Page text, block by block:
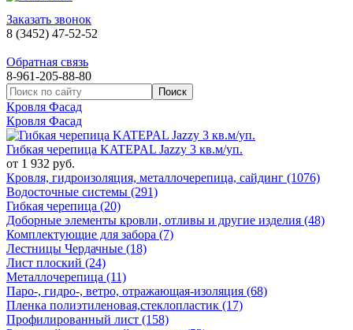
Заказать звонок
8 (3452) 47-52-52
Обратная связь
8-961-205-88-80
Кровля Фасад
Кровля Фасад
Гибкая черепица KATEPAL Jazzy 3 кв.м/уп.
от 1 932 руб.
Кровля, гидроизоляция, металлочерепица, сайдинг (1076)
Водосточные системы (291)
Гибкая черепица (20)
Доборные элементы кровли, отливы и другие изделия (48)
Комплектующие для забора (7)
Лестницы Чердачные (18)
Лист плоский (24)
Металлочерепица (11)
Паро-, гидро-, ветро, отражающая-изоляция (68)
Пленка полиэтиленовая,стеклопластик (17)
Профилированный лист (158)